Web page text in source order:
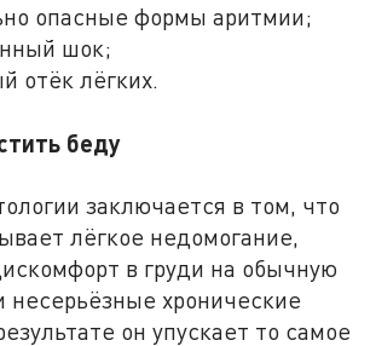
опасные формы аритмии;
шок;
отёк лёгких.
беду
заключается в том, что
лёгкое недомогание,
в груди на обычную
несерьёзные хронические
он упускает то самое